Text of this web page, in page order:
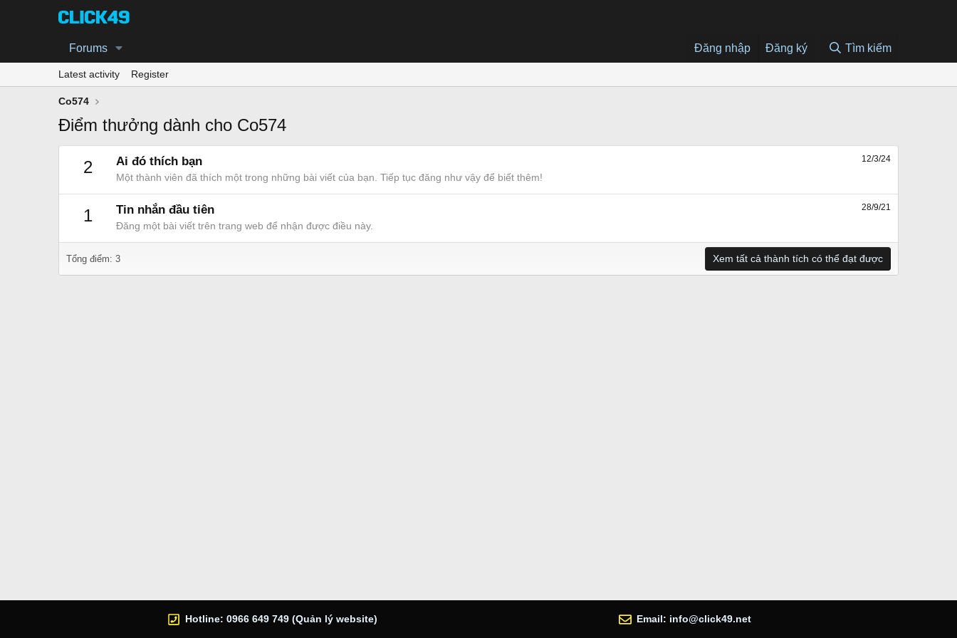
Forums Đăng nhập Đăng ký Tìm kiếm
Latest activity Register
Co574
Điểm thưởng dành cho Co574
2 12/3/24
Ai đó thích bạn
Một thành viên đã thích một trong những bài viết của bạn. Tiếp tục đăng như vậy để biết thêm!
1 28/9/21
Tin nhắn đầu tiên
Đăng một bài viết trên trang web để nhận được điều này.
Tổng điểm: 3 Xem tất cả thành tích có thể đạt được
Hotline: 0966 649 749 (Quản lý website) Email: info@click49.net